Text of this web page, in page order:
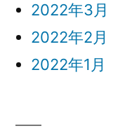
2022年3月
2022年2月
2022年1月